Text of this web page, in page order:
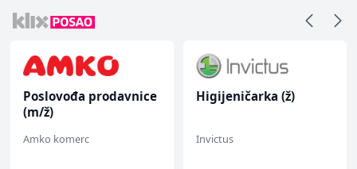
Poslovođa prodavnice
(m/ž)
Amko komerc
Higijeničarka (ž)
Invictus